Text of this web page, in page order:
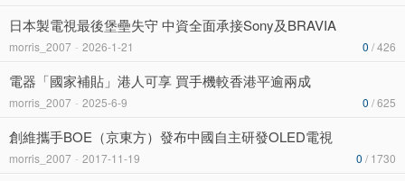
日本製電視最後堡壘失守 中資全面承接Sony及BRAVIA
morris_2007 - 2026-1-21 0 / 426
電器「國家補貼」港人可享 買手機較香港平逾兩成
morris_2007 - 2025-6-9 0 / 625
創維攜手BOE（京東方）發布中國自主研發OLED電視
morris_2007 - 2017-11-19 0 / 1730